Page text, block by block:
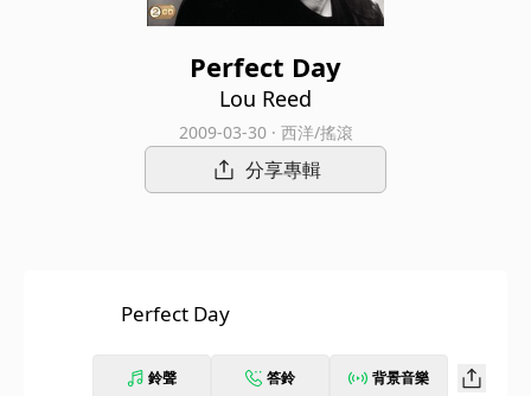
Perfect Day
Lou Reed
2009-03-30 · 西洋/搖滾
分享專輯
Perfect Day
鈴聲 答鈴 背景音樂